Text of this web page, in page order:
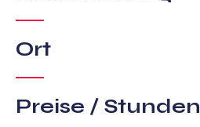
Ort
Preise / Stunden